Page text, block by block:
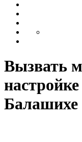
Вызвать
Балашихе